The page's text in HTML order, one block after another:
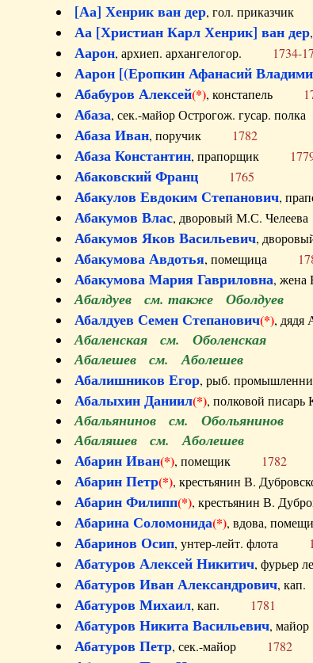
[Аа] Хенрик ван дер, гол.
Аа [Христиан Карл Хенрик] ван дер
Аарон, архиеп. архангелогор. 1734-
Аарон [(Еропкин Афанасий
Абабуров Алексей(*), констапель
Абаза, сек.-майор Острогож. гусар.
Абаза Иван, поручик 1782
Абаза Константин, прапорщик
Абаковский Франц 1765
Абакулов Евдоким Степанович,
Абакумов Влас, дворовый М.С.
Абакумов Яков Васильевич,
Абакумова Авдотья, помещица
Абакумова Мария Гавриловна,
Абалдуев см. также Оболдуев
Абалдуев Семен Степанович(*),
Абаленская см. Оболенская
Абалешев см. Аболешев
Абалишников Егор, рыб.
Абалыхин Даниил(*), полковой
Абальянинов см. Обольянинов
Абаляшев см. Аболешев
Абарин Иван(*), помещик 1782
Абарин Петр(*), крестьянин В.
Абарин Филипп(*), крестьянин В.
Абарина Соломонида(*), вдова,
Абаринов Осип, унтер-лейт. флота
Абатуров Алексей Никитич, фурьер
Абатуров Иван Александрович,
Абатуров Михаил, кап. 1781
Абатуров Никита Васильевич,
Абатуров Петр, сек.-майор 1782